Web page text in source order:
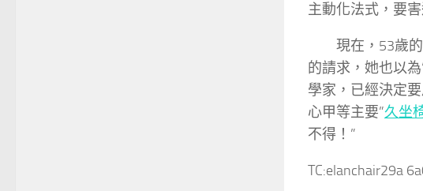
主動化法式，要
現在，53歲
的請求，她也以
學家，已經決定
心甲等主要”久坐
不得！”
TC:elanchair29a